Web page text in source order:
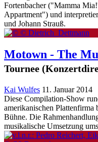
Fortenbacher ("Mamma
Appartment") und
und Johann Strauß.
Motown - The
Tournee
Kai Wulfes 11. Januar 2014
Diese Compilation-Show
amerikanischen
Bühne. Die
musikalische Umsetzung